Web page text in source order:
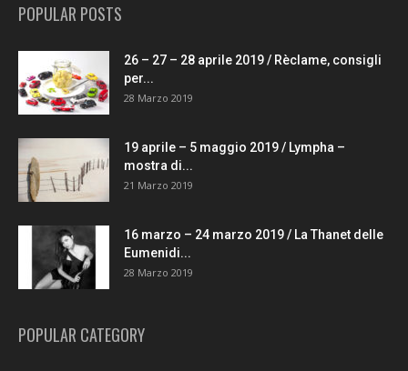
POPULAR POSTS
26 – 27 – 28 aprile 2019 / Rèclame, consigli
per...
28 Marzo 2019
19 aprile – 5 maggio 2019 / Lympha –
mostra di...
21 Marzo 2019
16 marzo – 24 marzo 2019 / La Thanet delle
Eumenidi...
28 Marzo 2019
POPULAR CATEGORY